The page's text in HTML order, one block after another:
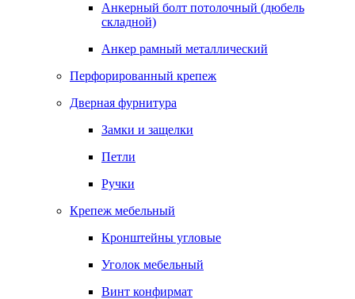
Анкерный болт потолочный (дюбель
складной)
Анкер рамный металлический
Перфорированный крепеж
Дверная фурнитура
Замки и защелки
Петли
Ручки
Крепеж мебельный
Кронштейны угловые
Уголок мебельный
Винт конфирмат